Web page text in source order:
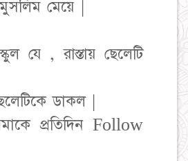
মেয়ে |
যে , রাস্তায় ছেলেটি
ডাকল |
প্রতিদিন Follow